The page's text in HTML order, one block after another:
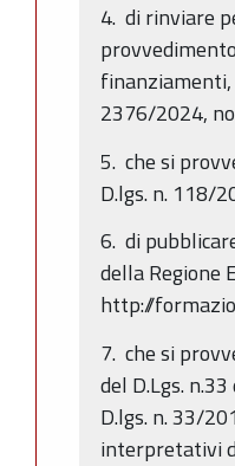
4. di rinviare
2376/2024,
5. che si
D.lgs. n. 118/
6. di
della Regione
http://
7. che si
del D.Lgs.
D.lgs. n. 33/
interpretativi